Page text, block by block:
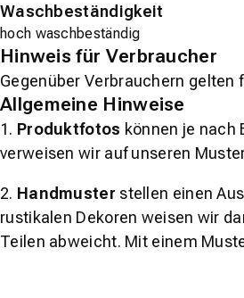
Waschbeständigkeit
hoch waschbeständig
Hinweis für Verbraucher
Gegenüber Verbrauchern
Allgemeine Hinweise
1. Produktfotos können je nach
verweisen wir auf unseren
2. Handmuster stellen einen
rustikalen Dekoren weisen wir
Teilen abweicht. Mit einem